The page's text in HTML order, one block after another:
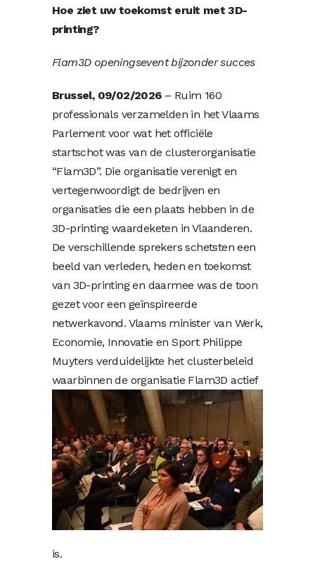
Hoe ziet uw toekomst eruit met 3D-
printing?
Flam3D openingsevent bijzonder succes
Brussel, 09/02/2026– Ruim 160
professionals verzamelden in het Vlaams
Parlement voor wat het officiële
startschot was van de clusterorganisatie
“Flam3D”. Die organisatie verenigt en
vertegenwoordigt de bedrijven en
organisaties die een plaats hebben in de
3D-printing waardeketen in Vlaanderen.
De verschillende sprekers schetsten een
beeld van verleden, heden en toekomst
van 3D-printing en daarmee was de toon
gezet voor een geïnspireerde
netwerkavond. Vlaams minister van Werk,
Economie, Innovatie en Sport Philippe
Muyters verduidelijkte het clusterbeleid
waarbinnen de organisatie Flam3D actief
is.